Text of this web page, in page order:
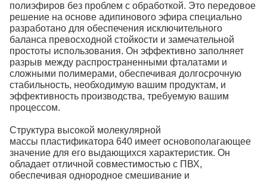
полиэфиров без проблем с обработкой. Это передовое
решение на основе адипинового эфира специально
разработано для обеспечения исключительного
баланса превосходной стойкости и замечательной
простоты использования. Он эффективно заполняет
разрыв между распространенными фталатами и
сложными полимерами, обеспечивая долгосрочную
стабильность, необходимую вашим продуктам, и
эффективность производства, требуемую вашим
процессом.
Структура высокой молекулярной
массы пластификатора 640 имеет основополагающее
значение для его выдающихся характеристик. Он
обладает отличной совместимостью с ПВХ,
обеспечивая однородное смешивание и